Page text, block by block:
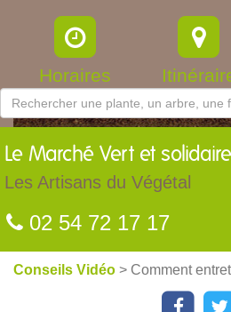
Horaires
Le Marché Vert et solidaire
Les Artisans du Végétal
02 54 72 17 17
Conseils Vidéo > Comment